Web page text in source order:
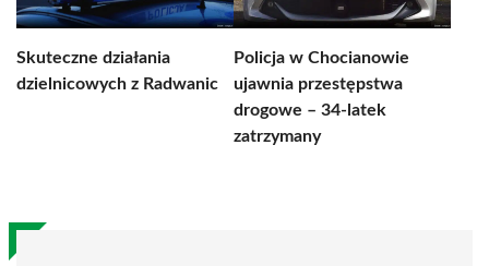
Skuteczne działania
dzielnicowych z Radwanic
Policja w Chocianowie
ujawnia przestępstwa
drogowe – 34-latek
zatrzymany